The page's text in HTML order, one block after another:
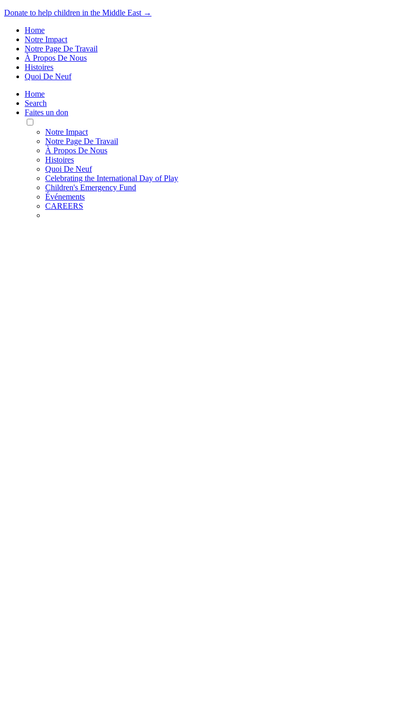
Donate to help children in the Middle East →
Home
Notre Impact
Notre Page De Travail
À Propos De Nous
Histoires
Quoi De Neuf
Home
Search
Faites un don
Toggle
Mobile
Menu
Notre Impact
Notre Page De Travail
À Propos De Nous
Histoires
Quoi De Neuf
Celebrating the International Day of Play
Children's Emergency Fund
Événements
CAREERS